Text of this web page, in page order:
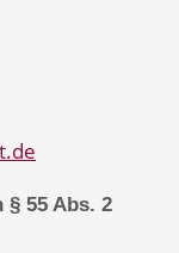
55 Abs. 2